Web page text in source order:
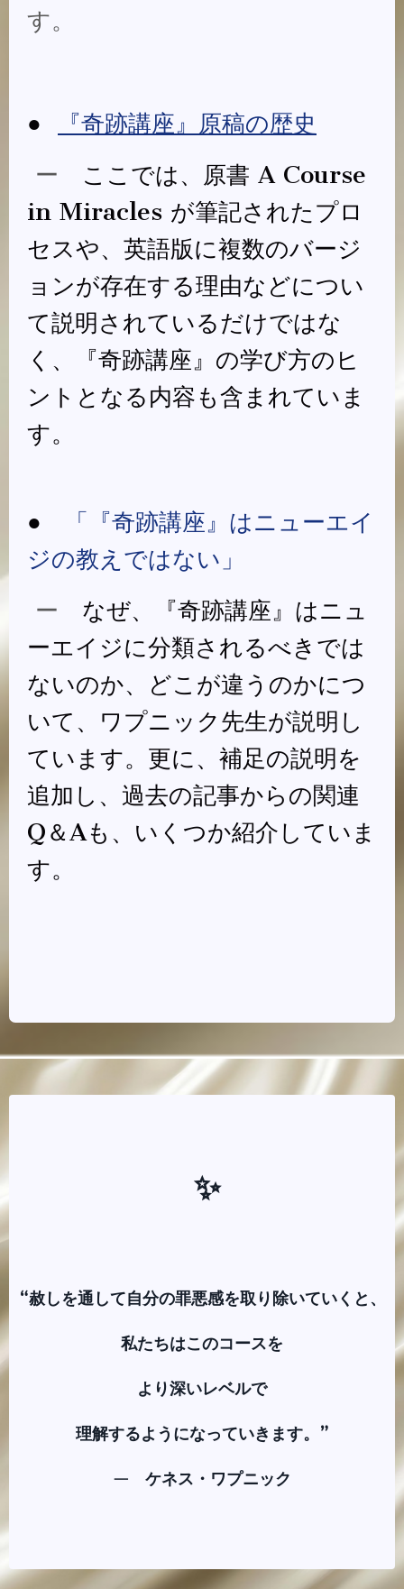
す。
●
『奇跡講座』原稿の歴史
ー ここでは、原書 A Course
in Miracles が筆記されたプロ
セスや、英語版に複数のバージ
ョンが存在する理由などについ
て説明されているだけではな
く、『奇跡講座』の学び方のヒ
ントとなる内容も含まれていま
す。
●
「『奇跡講座』はニューエイ
ジの教えではない」
ー なぜ、『奇跡講座』はニュ
ーエイジに分類されるべきでは
ないのか、どこが違うのかにつ
いて、ワプニック先生が説明し
ています。更に、補足の説明を
追加し、過去の記事からの関連
Q＆Aも、いくつか紹介していま
す。
✨
“赦しを通して自分の罪悪感を取り除いていくと、
私たちはこのコースを
より深いレベルで
理解するようになっていきます。”
— ケネス・ワプニック